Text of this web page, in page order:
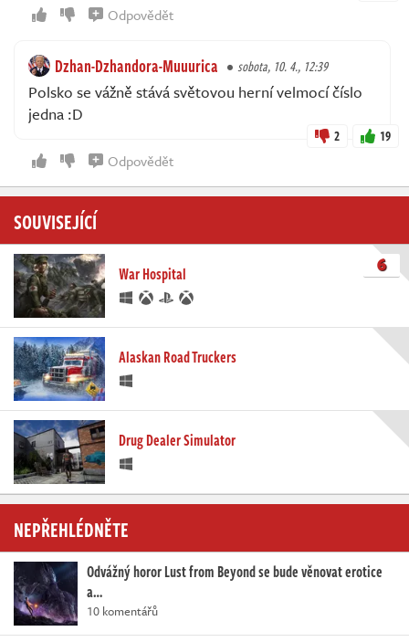
Odpovědět
Dzhan-Dzhandora-Muuurica sobota, 10. 4., 12:39
Polsko se vážně stává světovou herní velmocí číslo
jedna :D
2 19
Odpovědět
SOUVISEJÍCÍ
War Hospital 6
Alaskan Road Truckers
Drug Dealer Simulator
NEPŘEHLÉDNĚTE
Odvážný horor Lust from Beyond se bude věnovat erotice
a…
10 komentářů